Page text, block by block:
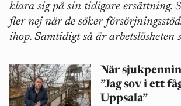
klara sig på sin tidigare ersättning.
fler nej när de söker
ihop. Samtidigt så är arbetslösheten
När
”Jag sov i ett
Uppsala”